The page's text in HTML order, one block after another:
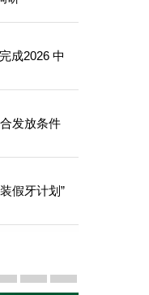
假牙计划”
新篇章 — 澳门“一国
发表2026年施政报
经济和社会发展第
度合作区专题网站
讲堂
走进澳门澳门相簿2020
《澳门微视